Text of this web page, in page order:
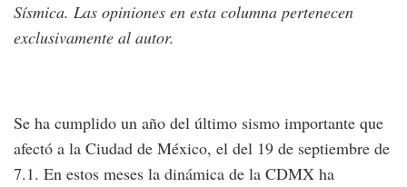
Sísmica. Las opiniones en esta columna pertenecen
exclusivamente al autor.
Se ha cumplido un año del último sismo importante que
afectó a la Ciudad de México, el del 19 de septiembre de
7.1. En estos meses la dinámica de la CDMX ha